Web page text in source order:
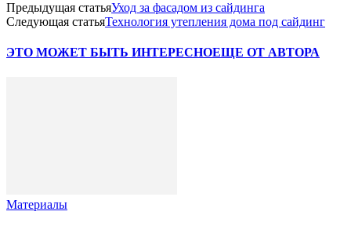
Предыдущая статьяУход за фасадом из сайдинга
Следующая статьяТехнология утепления дома под сайдинг
ЭТО МОЖЕТ БЫТЬ ИНТЕРЕСНОЕЩЕ ОТ АВТОРА
Материалы